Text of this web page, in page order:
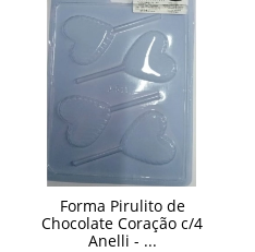
Forma Pirulito de
Chocolate Coração c/4
Anelli - ...